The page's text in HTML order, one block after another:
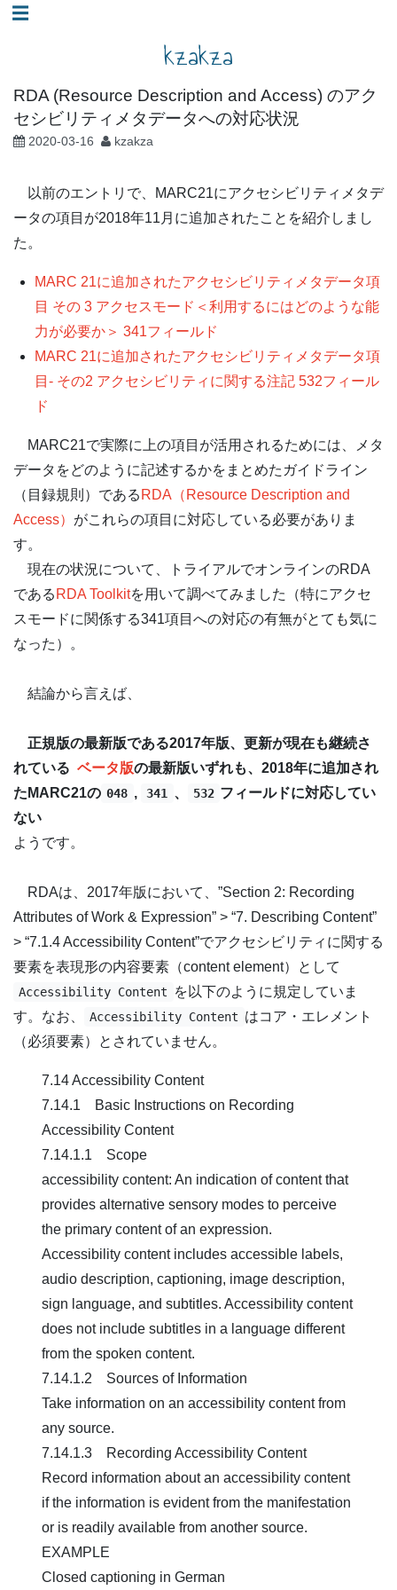
コ☰
kzakza
RDA (Resource Description and Access) のアク
セシビリティメタデータへの対応状況
2020-03-16 kzakza
以前のエントリで、MARC21にアクセシビリティメタデ
ータの項目が2018年11月に追加されたことを紹介しまし
た。
MARC 21に追加されたアクセシビリティメタデータ項
目 その 3 アクセスモード＜利用するにはどのような能
力が必要か＞ 341フィールド
MARC 21に追加されたアクセシビリティメタデータ項
目- その2 アクセシビリティに関する注記 532フィール
ド
MARC21で実際に上の項目が活用されるためには、メタ
データをどのように記述するかをまとめたガイドライン
（目録規則）である RDA（Resource Description and
Access） がこれらの項目に対応している必要がありま
す。
現在の状況について、トライアルでオンラインのRDA
である RDA Toolkitを用いて調べてみました（特にアクセ
スモードに関係する341項目への対応の有無がとても気に
なった）。
結論から言えば、
正規版の最新版である2017年版、更新が現在も継続さ
れている ベータ版の最新版いずれも、2018年に追加され
たMARC21の 048 , 341 、 532 フィールドに対応してい
ない
ようです。
RDAは、2017年版において、”Section 2: Recording
Attributes of Work & Expression” > “7. Describing Content”
> “7.1.4 Accessibility Content”でアクセシビリティに関する
要素を表現形の内容要素（content element）として
Accessibility Content
を以下のように規定していま
す。なお、
Accessibility Content はコア・エレメント
（必須要素）とされていません。
7.14 Accessibility Content
7.14.1 Basic Instructions on Recording
Accessibility Content
7.14.1.1 Scope
accessibility content: An indication of content that
provides alternative sensory modes to perceive
the primary content of an expression.
Accessibility content includes accessible labels,
audio description, captioning, image description,
sign language, and subtitles. Accessibility content
does not include subtitles in a language different
from the spoken content.
7.14.1.2 Sources of Information
Take information on an accessibility content from
any source.
7.14.1.3 Recording Accessibility Content
Record information about an accessibility content
if the information is evident from the manifestation
or is readily available from another source.
EXAMPLE
Closed captioning in German